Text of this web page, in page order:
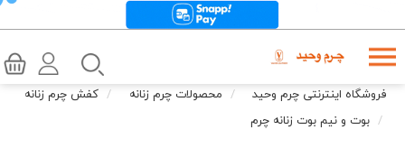
فروشگاه اینترنتی چرم وحید محصولات چرم زنانه
کفش چرم زنانه
بوت و نیم بوت زنانه چرم